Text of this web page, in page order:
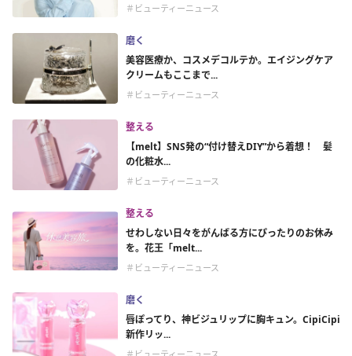
＃ビューティーニュース
磨く
美容医療か、コスメデコルテか。エイジングケア
クリームもここまで...
＃ビューティーニュース
整える
【melt】SNS発の“付け替えDIY”から着想！ 髪
の化粧水...
＃ビューティーニュース
整える
せわしない日々をがんばる方にぴったりのお休み
を。花王「melt...
＃ビューティーニュース
磨く
唇ぽってり、神ビジュリップに胸キュン。CipiCipi
新作リッ...